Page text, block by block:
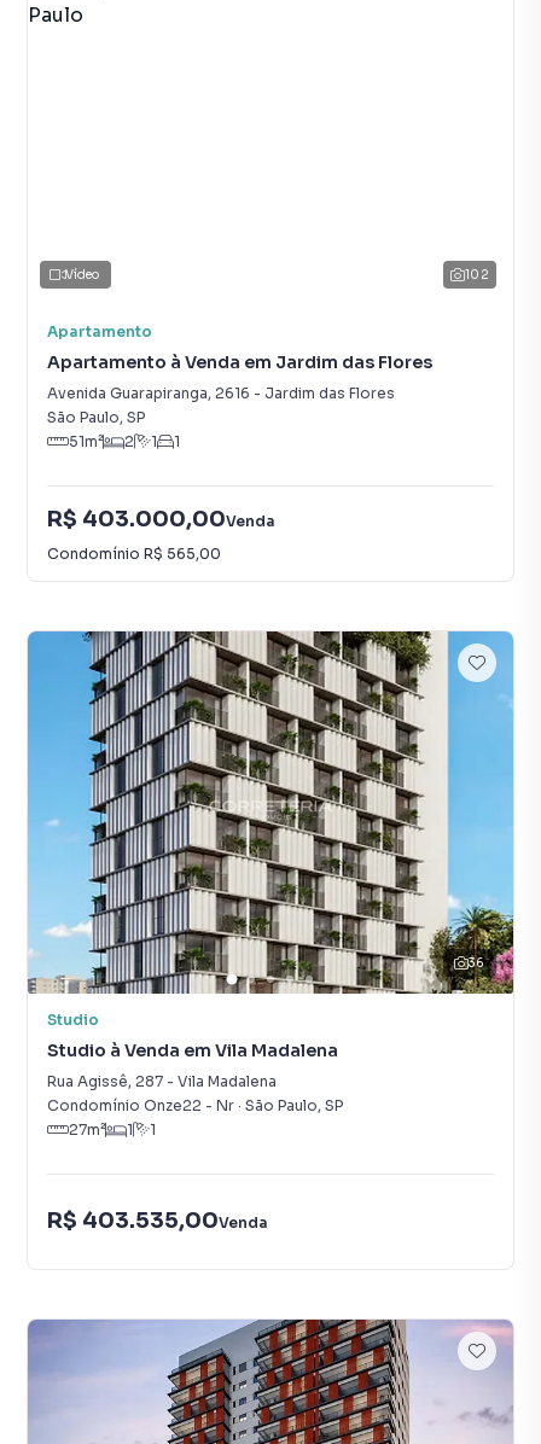
102
Vídeo
Apartamento
Apartamento à Venda em Jardim das Flores
Avenida Guarapiranga, 2616 - Jardim das Flores
São Paulo, SP
51m² 2 1 1
R$ 403.000,00Venda
Condomínio R$ 565,00
36
Studio
Studio à Venda em Vila Madalena
Rua Agissê, 287 - Vila Madalena
Condomínio Onze22 - Nr · São Paulo, SP
27m² 1 1
R$ 403.535,00Venda